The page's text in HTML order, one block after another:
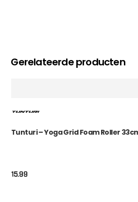
Gerelateerde producten
Tunturi – Yoga Grid Foam Roller
15.99